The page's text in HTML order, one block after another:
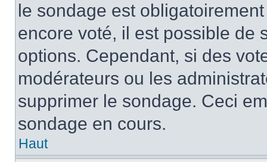
le sondage est
encore voté, il est possible de
options. Cependant, si des
modérateurs ou les
supprimer le sondage. Ceci
sondage en cours.
Haut